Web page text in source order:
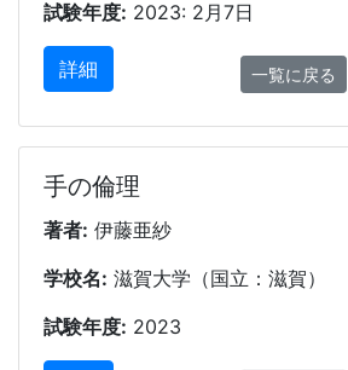
試験年度: 2023: 2月7日
詳細 一覧に戻る
手の倫理
著者: 伊藤亜紗
学校名: 滋賀大学（国立：滋賀）
試験年度: 2023